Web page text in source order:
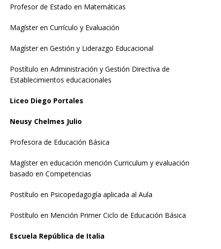
Profesor de Estado en Matemáticas
Magíster en Currículo y Evaluación
Magíster en Gestión y Liderazgo Educacional
Postítulo en Administración y Gestión Directiva de
Establecimientos educacionales
Liceo Diego Portales
Neusy Chelmes Julio
Profesora de Educación Básica
Magíster en educación mención Curriculum y evaluación
basado en Competencias
Postítulo en Psicopedagogía aplicada al Aula
Postítulo en Mención Primer Ciclo de Educación Básica
Escuela República de Italia